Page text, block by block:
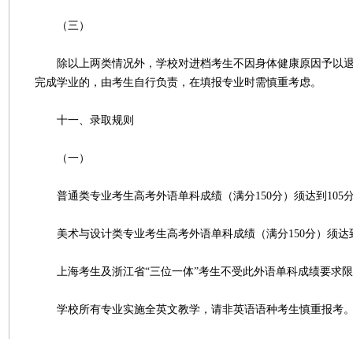
（三）
除以上两类情况外，学校对进档考生不因身体健康原因予以
完成学业的，由考生自行负责，在填报专业时需慎重考虑。
十一、录取规则
（一）
普通类专业考生高考外语单科成绩（满分150分）须达到105
美术与设计类专业考生高考外语单科成绩（满分150分）须达
上海考生及浙江省“三位一体”考生不受此外语单科成绩要求
学校所有专业实施全英文教学，请非英语语种考生慎重报考